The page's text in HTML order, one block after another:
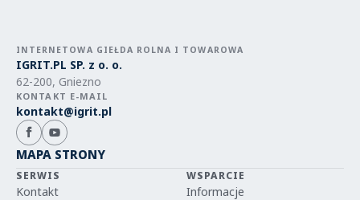
INTERNETOWA GIEŁDA ROLNA I TOWAROWA
IGRIT.PL SP. z o. o.
62-200, Gniezno
KONTAKT E-MAIL
kontakt@igrit.pl
MAPA STRONY
SERWIS
Kontakt
WSPARCIE
Informacje